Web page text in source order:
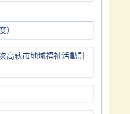
）
高萩市地域福祉活動計